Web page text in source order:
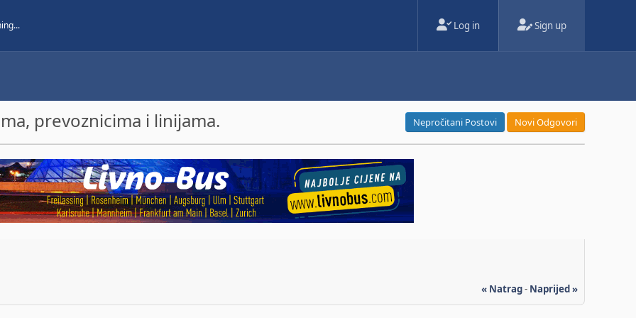
Log in Sign up
prevoznicima i linijama. Nepročitani Postovi Novi Odgovori
« Natrag- Naprijed »